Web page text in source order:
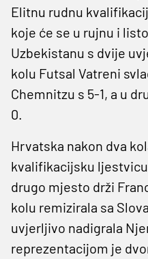
Elitnu rudnu
koje će se u rujnu i
Uzbekistanu s dvije
kolu Futsal Vatreni
Chemnitzu s 5-1, a u
0.
Hrvatska nakon dva
kvalifikacijsku
drugo mjesto drži
kolu remizirala sa
uvjerljivo nadigrala
reprezentacijom je